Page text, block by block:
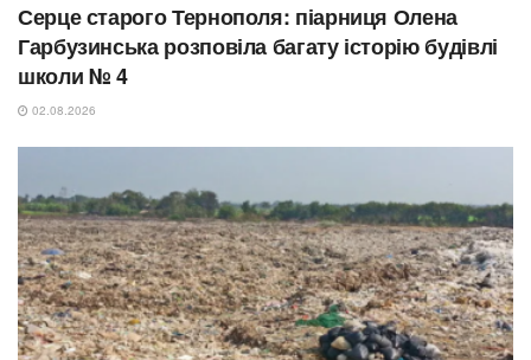
Серце старого Тернополя: піарниця Олена
Гарбузинська розповіла багату історію будівлі
школи № 4
02.08.2026